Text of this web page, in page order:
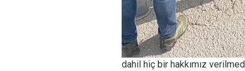
dahil hiç bir hakkımız